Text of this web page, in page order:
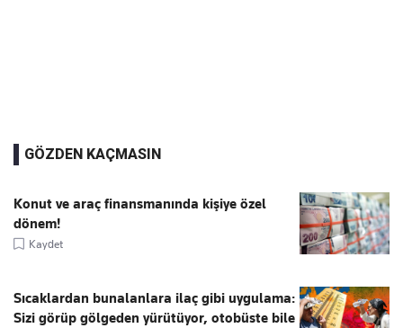
GÖZDEN KAÇMASIN
Konut ve araç finansmanında kişiye özel
dönem!
Kaydet
Sıcaklardan bunalanlara ilaç gibi uygulama:
Sizi görüp gölgeden yürütüyor, otobüste bile